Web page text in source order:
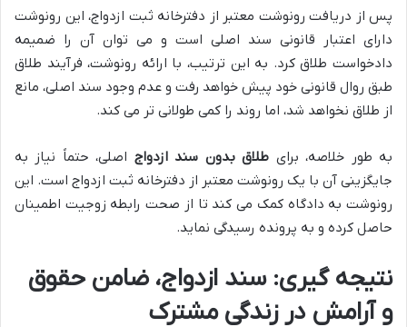
پس از دریافت رونوشت معتبر از دفترخانه ثبت ازدواج، این رونوشت
دارای اعتبار قانونی سند اصلی است و می توان آن را ضمیمه
دادخواست طلاق کرد. به این ترتیب، با ارائه رونوشت، فرآیند طلاق
طبق روال قانونی خود پیش خواهد رفت و عدم وجود سند اصلی، مانع
از طلاق نخواهد شد، اما روند را کمی طولانی تر می کند.
به طور خلاصه، برای طلاق بدون سند ازدواج اصلی، حتماً نیاز به
جایگزینی آن با یک رونوشت معتبر از دفترخانه ثبت ازدواج است. این
رونوشت به دادگاه کمک می کند تا از صحت رابطه زوجیت اطمینان
حاصل کرده و به پرونده رسیدگی نماید.
نتیجه گیری: سند ازدواج، ضامن حقوق
و آرامش در زندگی مشترک